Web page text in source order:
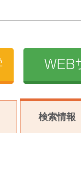
検索情報